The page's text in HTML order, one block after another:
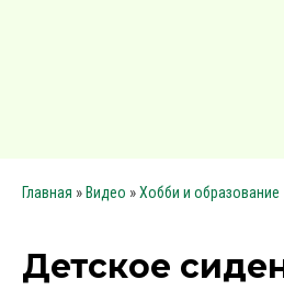
Главная » Видео »Хобби и образование
Детское